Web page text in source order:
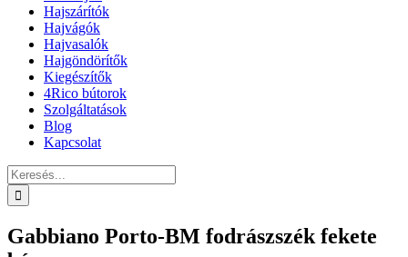
Hajszárítók
Hajvágók
Hajvasalók
Hajgöndörítők
Kiegészítők
4Rico bútorok
Szolgáltatások
Blog
Kapcsolat
Keresés...
Gabbiano Porto-BM fodrászszék fekete